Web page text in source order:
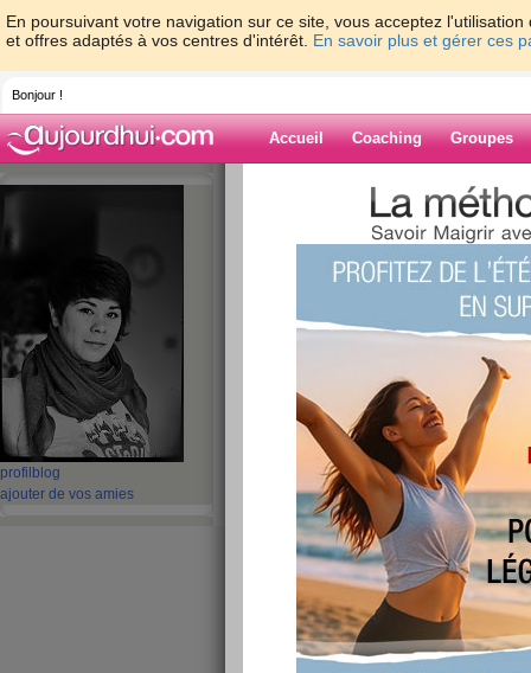
En poursuivant votre navigation sur ce site, vous acceptez
et offres adaptés à vos centres d'intérêt. En savoir plus et gérer ces
Bonjour !
Accueil Coaching Groupes
profil blog
ajouter de vos amies
> Dame-Polgara >
Blog de Dame-
Montignac
Salut à toutes !
Aujourd’hui petit article vite fait… Je
poids, mais en revanche, depuis que j’ai
à vue d’œil ! Alors comme mes essayages
le 10 Avril, j’ai décidé de me prendre en
Comme certaines le savent, je vais
Montignac. Il me reste encore
devraient être réglées courent de la semaine
Quoi qu’il en soit, j’adhère vraiment à
en respectant les règles et en jouant